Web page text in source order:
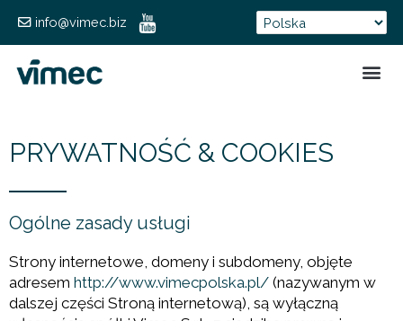
info@vimec.biz
PRYWATNOŚĆ & COOKIES
Ogólne zasady usługi
Strony internetowe, domeny i subdomeny, objęte
adresem http://www.vimecpolska.pl/ (nazywanym w
dalszej części Stroną internetową), są wyłączną